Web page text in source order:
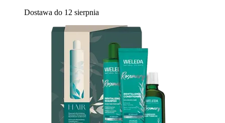
Dostawa do 12 sierpnia